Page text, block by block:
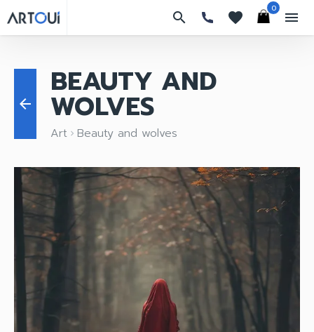
search favorites
0
menu
arrow_back
BEAUTY AND
WOLVES
Art keyboard_arrow_right Beauty and wolves